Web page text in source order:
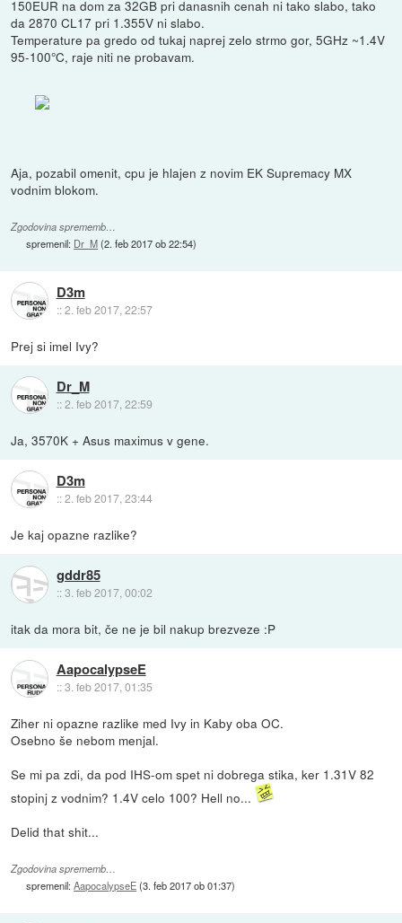
150EUR na dom za 32GB pri danasnih cenah ni tako slabo, tako
da 2870 CL17 pri 1.355V ni slabo.
Temperature pa gredo od tukaj naprej zelo strmo gor, 5GHz ~1.4V
95-100°C, raje niti ne probavam.
Aja, pozabil omenit, cpu je hlajen z novim EK Supremacy MX
vodnim blokom.
Zgodovina sprememb…
spremenil: Dr_M(2. feb 2017 ob 22:54)
D3m
::2. feb 2017, 22:57
Prej si imel Ivy?
Dr_M
::2. feb 2017, 22:59
Ja, 3570K + Asus maximus v gene.
D3m
::2. feb 2017, 23:44
Je kaj opazne razlike?
gddr85
::3. feb 2017, 00:02
itak da mora bit, če ne je bil nakup brezveze :P
AapocalypseE
::3. feb 2017, 01:35
Ziher ni opazne razlike med Ivy in Kaby oba OC.
Osebno še nebom menjal.
Se mi pa zdi, da pod IHS-om spet ni dobrega stika, ker 1.31V 82
stopinj z vodnim? 1.4V celo 100? Hell no...
Delid that shit...
Zgodovina sprememb…
spremenil:AapocalypseE(3. feb 2017 ob 01:37)